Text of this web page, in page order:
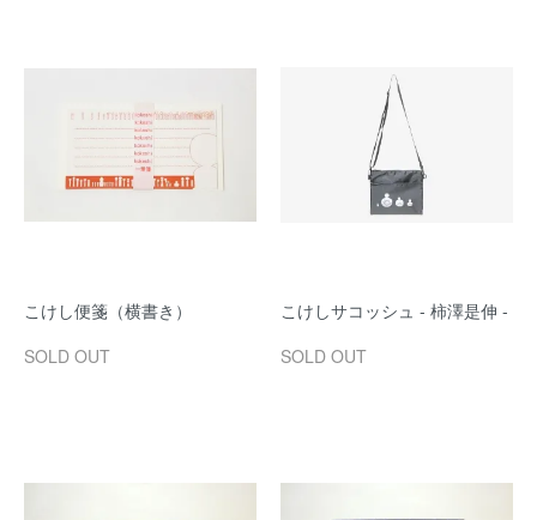
こけし便箋（横書き）
SOLD OUT
こけしサコッシュ - 柿澤是伸 -
SOLD OUT